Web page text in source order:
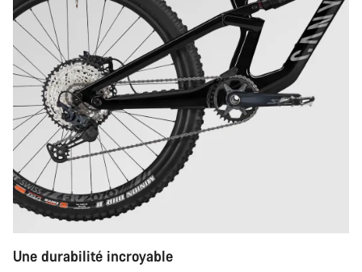
Une durabilité incroyable